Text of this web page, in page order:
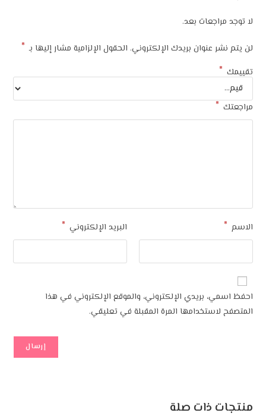
بعد.
بريدك الإلكتروني. الحقول الإلزامية مشار إليها بـ*
البريد الإلكتروني*
بريدي الإلكتروني، والموقع الإلكتروني في هذا
المرة المقبلة في تعليقي.
ذات صلة